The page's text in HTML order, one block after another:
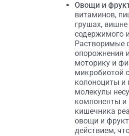
Овощи и
витаминов,
грушах,
содержимого
Растворимые
опорожнения
моторику и
микробиотой
колоноциты и
молекулы
компоненты и
кишечника
овощи и
действием,